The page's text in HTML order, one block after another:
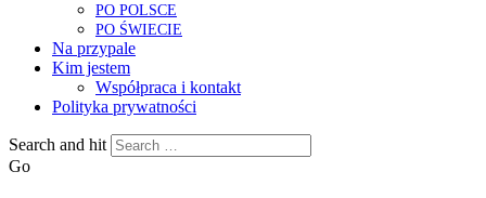
PO POLSCE
PO ŚWIECIE
Na przypale
Kim jestem
Współpraca i kontakt
Polityka prywatności
Search and hit
Go